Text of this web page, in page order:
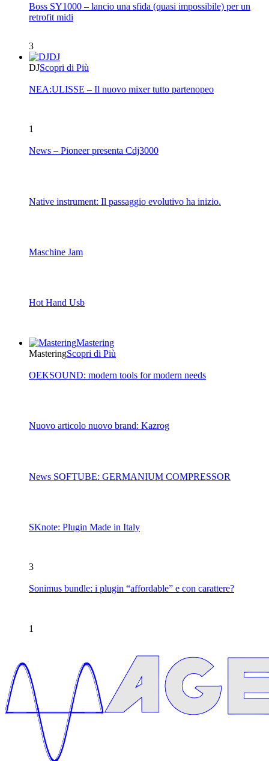
Boss SY1000 – lancio una sfida (quasi impossibile) per un
retrofit midi
3
DJ
DJScopri di Più
NEA:ULISSE – Il nuovo mixer tutto partenopeo
1
News – Pioneer presenta Cdj3000
Native instrument: Il passaggio evolutivo ha inizio.
Maschine Jam
Hot Hand Usb
Mastering
MasteringScopri di Più
OEKSOUND: modern tools for modern needs
Nuovo articolo nuovo brand: Kazrog
News SOFTUBE: GERMANIUM COMPRESSOR
SKnote: Plugin Made in Italy
3
Sonimus bundle: i plugin “affordable” e con carattere?
1